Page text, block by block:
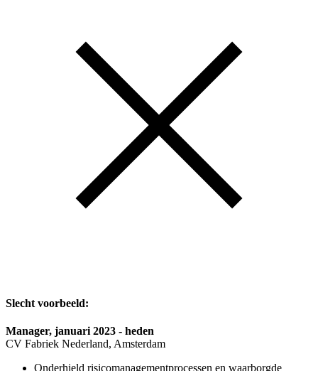
Slecht voorbeeld:
Manager, januari 2023 - heden
CV Fabriek Nederland, Amsterdam
Onderhield risicomanagementprocessen en waarborgde